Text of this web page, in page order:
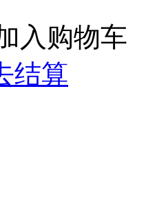
入购物车
结算